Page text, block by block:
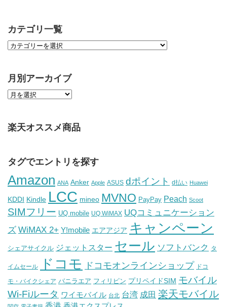
カテゴリ一覧
月別アーカイブ
楽天オススメ商品
タグでエントリを探す
Amazon ANA Anker Apple ASUS dポイント d払い Huawei
KDDI Kindle LCC mineo MVNO PayPay Peach Scoot
SIMフリー UQ mobile UQ WiMAX UQコミュニケーション
ズ WiMAX 2+ Y!mobile エアアジア キャンペーン
シェアサイクル ジェットスター セール ソフトバンク タ
イムセール ドコモ ドコモオンラインショップ ドコ
モ・バイクシェア バニラエア フィリピン プリペイドSIM モバイル
Wi-Fiルータ ワイモバイル 台北 台湾 成田 楽天モバイル